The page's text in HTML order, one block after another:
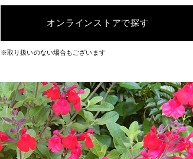
オンラインストアで探す
※取り扱いのない場合もございます